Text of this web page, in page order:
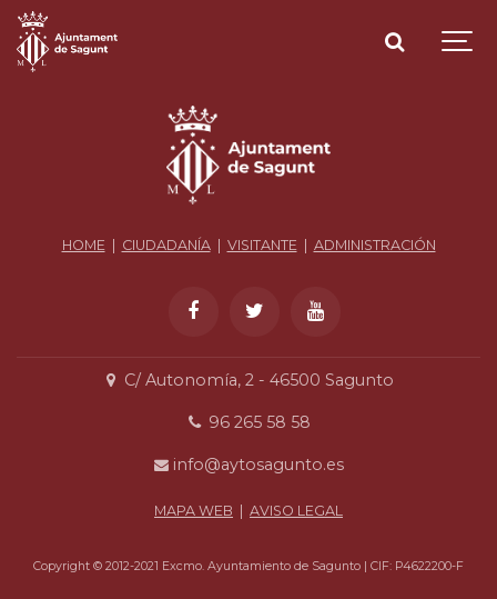
HOME CIUDADANÍA| VISITANTE ADMINISTRACIÓN
C/ Autonomía, 2 - 46500 Sagunto
96 265 58 58
info@aytosagunto.es
MAPA WEB | AVISO LEGAL
Copyright © 2012-2021 Excmo. Ayuntamiento de Sagunto | CIF: P4622200-F